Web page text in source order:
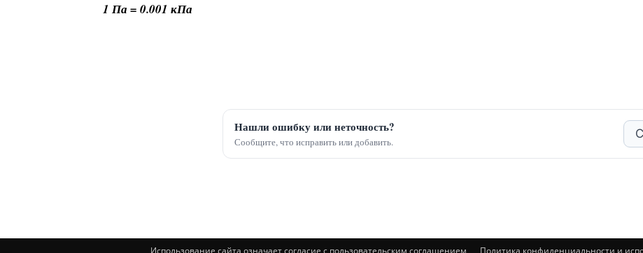
1 Па = 0.001 кПа
Нашли ошибку или неточность?
Сообщите, что исправить или добавить.
Использование сайта означает согласие с пользовательским соглашением Политика конфиденциальности и